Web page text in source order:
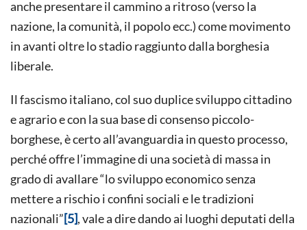
anche presentare il cammino a ritroso (verso la
nazione, la comunità, il popolo ecc.) come movimento
in avanti oltre lo stadio raggiunto dalla borghesia
liberale.
Il fascismo italiano, col suo duplice sviluppo cittadino
e agrario e con la sua base di consenso piccolo-
borghese, è certo all’avanguardia in questo processo,
perché offre l’immagine di una società di massa in
grado di avallare “lo sviluppo economico senza
mettere a rischio i confini sociali e le tradizioni
nazionali”[5], vale a dire dando ai luoghi deputati della